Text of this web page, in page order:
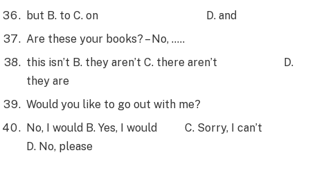
but B. to C. on D. and
Are these your books? – No, …..
this isn’t B. they aren’t C. there aren’t D.
they are
Would you like to go out with me?
No, I would B. Yes, I would C. Sorry, I can’t
D. No, please